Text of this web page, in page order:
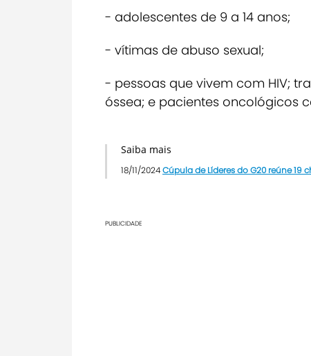
- adolescentes de 9 a 14 anos;
- vítimas de abuso sexual;
- pessoas que vivem com HIV;
óssea; e pacientes oncológicos
Saiba mais
18/11/2024Cúpula de Líderes do G20 reúne 19
PUBLICIDADE